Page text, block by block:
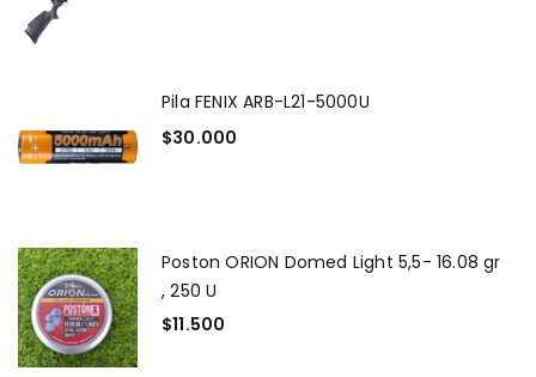
Pila FENIX ARB-L21-5000U
$30.000
Poston ORION Domed Light 5,5- 16.08 gr
, 250 U
$11.500